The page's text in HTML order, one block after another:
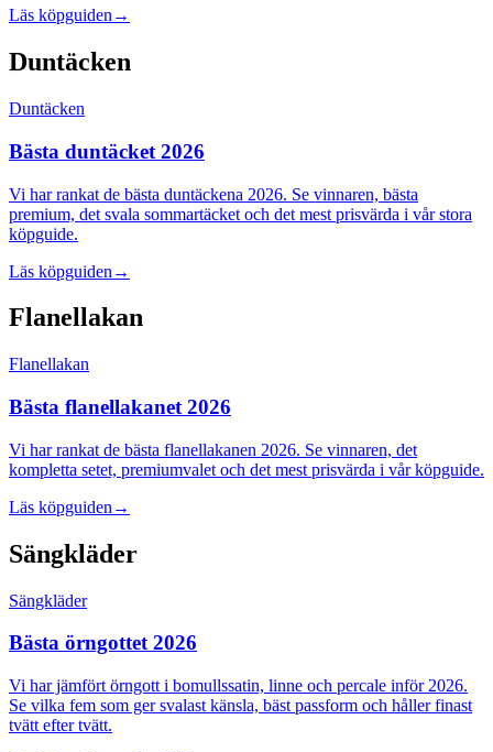
Läs köpguiden →
Duntäcken
Duntäcken
Bästa duntäcket 2026
Vi har rankat de bästa duntäckena 2026. Se vinnaren, bästa
premium, det svala sommartäcket och det mest prisvärda i vår stora
köpguide.
Läs köpguiden →
Flanellakan
Flanellakan
Bästa flanellakanet 2026
Vi har rankat de bästa flanellakanen 2026. Se vinnaren, det
kompletta setet, premiumvalet och det mest prisvärda i vår köpguide.
Läs köpguiden →
Sängkläder
Sängkläder
Bästa örngottet 2026
Vi har jämfört örngott i bomullssatin, linne och percale inför 2026.
Se vilka fem som ger svalast känsla, bäst passform och håller finast
tvätt efter tvätt.